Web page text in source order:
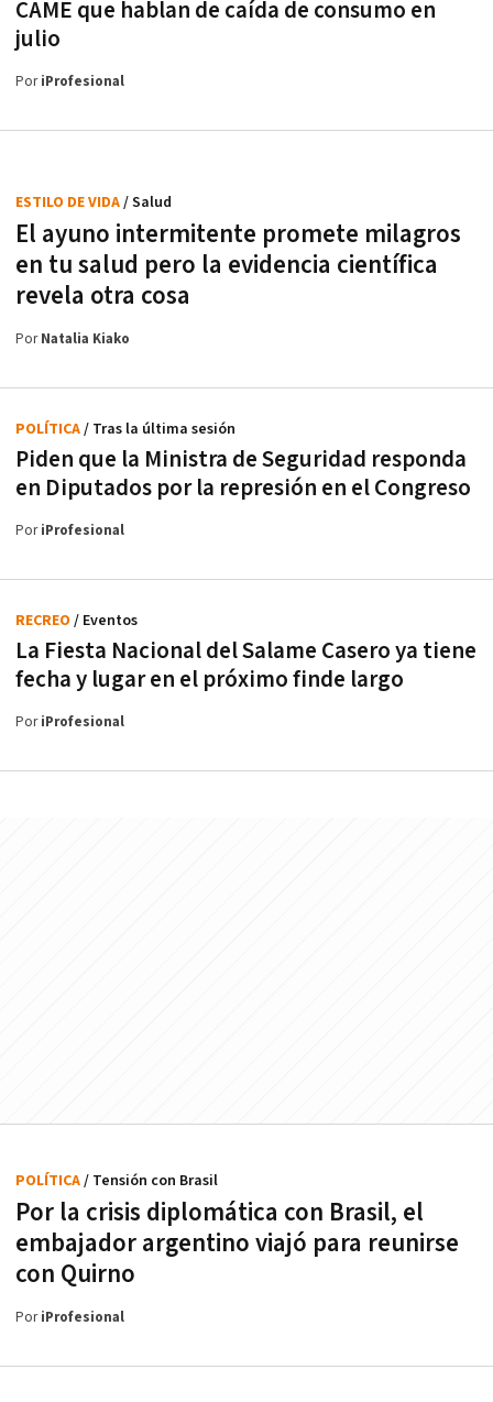
CAME que hablan de caída de consumo en
julio
PoriProfesional
El ayuno intermitente promete milagros
en tu salud pero la evidencia científica
revela otra cosa
ESTILO DE VIDA/ Salud
PorNatalia Kiako
Piden que la Ministra de Seguridad responda
en Diputados por la represión en el Congreso
POLÍTICA/ Tras la última sesión
PoriProfesional
La Fiesta Nacional del Salame Casero ya tiene
fecha y lugar en el próximo finde largo
RECREO / Eventos
PoriProfesional
Por la crisis diplomática con Brasil, el
embajador argentino viajó para reunirse
con Quirno
POLÍTICA/ Tensión con Brasil
PoriProfesional